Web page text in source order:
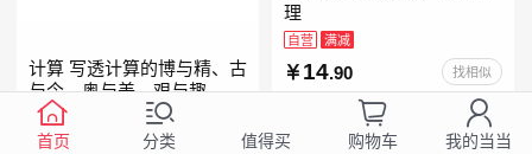
理
自营 满减
14.90 找相似
计算 写透计算的博与精、古
与今、奥与美、艰与趣
自营
99
首页 分类 值得买 购物车 我的当当